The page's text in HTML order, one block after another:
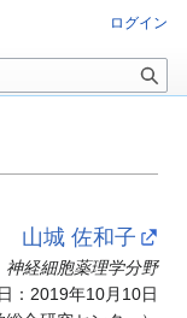
山城 佐和子
経細胞薬理学分野
2019年10月10日
ログイン